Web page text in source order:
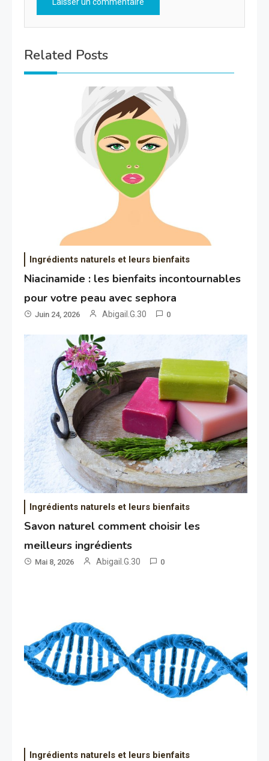
Related Posts
Ingrédients naturels et leurs bienfaits
Niacinamide : les bienfaits incontournables
pour votre peau avec sephora
Juin 24, 2026 Abigail.G.30 0
Ingrédients naturels et leurs bienfaits
Savon naturel comment choisir les
meilleurs ingrédients
Mai 8, 2026 Abigail.G.30 0
Ingrédients naturels et leurs bienfaits